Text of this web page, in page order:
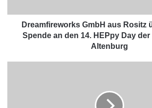
Dreamfireworks GmbH aus Rositz
Spende an den 14. HEPpy Day der
Altenburg